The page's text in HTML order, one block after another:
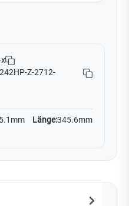
Z-2712-
Länge:345.6mm